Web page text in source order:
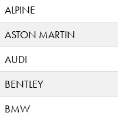
ALPINE
ASTON MARTIN
AUDI
BENTLEY
BMW